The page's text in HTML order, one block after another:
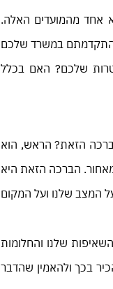
אחד מהמועדים האלה.
התקדמתם במשרד שלכם
שלכם? האם בכלל
הזאת? הראש, הוא
הברכה הזאת היא
המצב שלנו ועל המקום
שלנו והחלומות
בכך ולהאמין שהדבר